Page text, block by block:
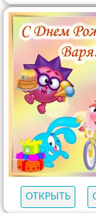
ОТКРЫТЬ